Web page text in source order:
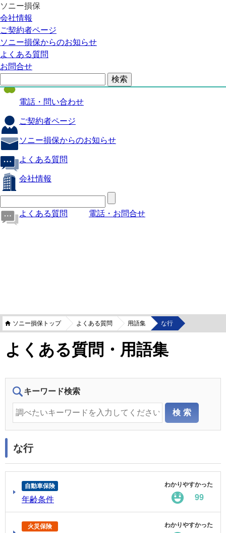
ソニー損保
会社情報
ご契約者ページ
ソニー損保からのお知らせ
よくある質問
お問合せ
自動車保険
医療保険
火災保険
海外旅行保険
電話・問い合わせ
ご契約者ページ
ソニー損保からのお知らせ
よくある質問
会社情報
よくある質問 電話・お問合せ
ソニー損保トップ よくある質問 用語集 な行
よくある質問・用語集
キーワード検索
な行
自動車保険
年齢条件
わかりやすかった
99
火災保険 わかりやすかった